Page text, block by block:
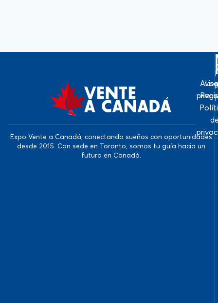
Expo Vente a Canadá, conectando sueños con oportunidades
desde 2015. Con sede en Toronto, somos tu guía hacia un
futuro en Canadá.